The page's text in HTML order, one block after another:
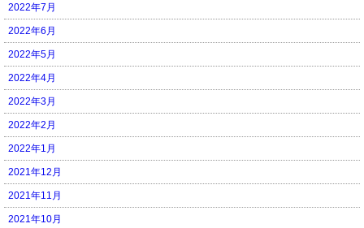
2022年7月
2022年6月
2022年5月
2022年4月
2022年3月
2022年2月
2022年1月
2021年12月
2021年11月
2021年10月